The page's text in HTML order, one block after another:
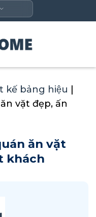
kế bảng hiệu
vặt đẹp, ấn
ăn vặt
khách